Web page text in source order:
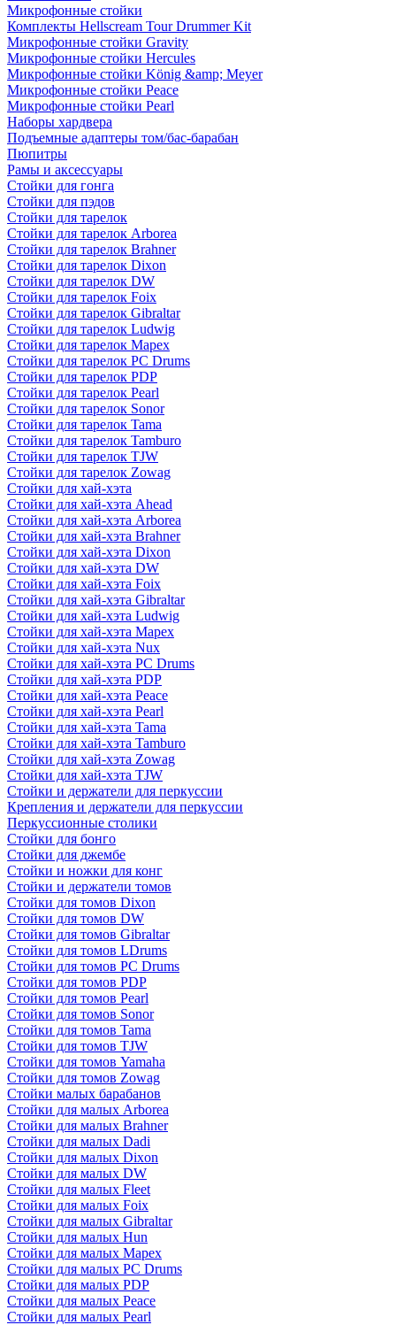
Микрофонные стойки
Комплекты Hellscream Tour Drummer Kit
Микрофонные стойки Gravity
Микрофонные стойки Hercules
Микрофонные стойки König &amp; Meyer
Микрофонные стойки Peace
Микрофонные стойки Pearl
Наборы хардвера
Подъемные адаптеры том/бас-барабан
Пюпитры
Рамы и аксессуары
Стойки для гонга
Стойки для пэдов
Стойки для тарелок
Стойки для тарелок Arborea
Стойки для тарелок Brahner
Стойки для тарелок Dixon
Стойки для тарелок DW
Стойки для тарелок Foix
Стойки для тарелок Gibraltar
Стойки для тарелок Ludwig
Стойки для тарелок Mapex
Стойки для тарелок PC Drums
Стойки для тарелок PDP
Стойки для тарелок Pearl
Стойки для тарелок Sonor
Стойки для тарелок Tama
Стойки для тарелок Tamburo
Стойки для тарелок TJW
Стойки для тарелок Zowag
Стойки для хай-хэта
Стойки для хай-хэта Ahead
Стойки для хай-хэта Arborea
Стойки для хай-хэта Brahner
Стойки для хай-хэта Dixon
Стойки для хай-хэта DW
Стойки для хай-хэта Foix
Стойки для хай-хэта Gibraltar
Стойки для хай-хэта Ludwig
Стойки для хай-хэта Mapex
Стойки для хай-хэта Nux
Стойки для хай-хэта PC Drums
Стойки для хай-хэта PDP
Стойки для хай-хэта Peace
Стойки для хай-хэта Pearl
Стойки для хай-хэта Tama
Стойки для хай-хэта Tamburo
Стойки для хай-хэта Zowag
Стойки для хай-хэта TJW
Стойки и держатели для перкуссии
Крепления и держатели для перкуссии
Перкуссионные столики
Стойки для бонго
Стойки для джембе
Стойки и ножки для конг
Стойки и держатели томов
Стойки для томов Dixon
Стойки для томов DW
Стойки для томов Gibraltar
Стойки для томов LDrums
Стойки для томов PC Drums
Стойки для томов PDP
Стойки для томов Pearl
Стойки для томов Sonor
Стойки для томов Tama
Стойки для томов TJW
Стойки для томов Yamaha
Стойки для томов Zowag
Стойки малых барабанов
Стойки для малых Arborea
Стойки для малых Brahner
Стойки для малых Dadi
Стойки для малых Dixon
Стойки для малых DW
Стойки для малых Fleet
Стойки для малых Foix
Стойки для малых Gibraltar
Стойки для малых Hun
Стойки для малых Mapex
Стойки для малых PC Drums
Стойки для малых PDP
Стойки для малых Peace
Стойки для малых Pearl